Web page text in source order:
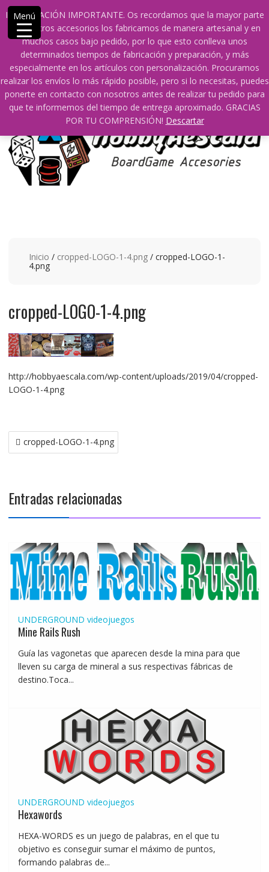
INFORMACIÓN IMPORTANTE. Os recordamos que la mayor parte
de nuestros accesorios los fabricamos de manera artesanal y en
muchos casos bajo pedido, por lo que esto conlleva unos
determinados tiempos de fabricación y preparación, y más
especialmente en los artículos con personalización. Procuramos
realizar los envíos lo más rápido posible, pero si lo necesitas, puedes
ponerte en contacto con nosotros antes de realizar tu pedido para
que te informemos del tiempo de entrega aproximado. GRACIAS
POR TU COMPRENSIÓN! Descartar
Saltar
contenido
609241475 SOLO DE 10:00 a 14:00
info@hobbyaescala.com
San Fernando de Henares
10:00 - 14:00
Mi cuenta
0 0
Inicio / cropped-LOGO-1-4.png/ cropped-LOGO-1-
4.png
cropped-LOGO-1-4.png
http://hobbyaescala.com/wp-content/uploads/2019/04/cropped-
LOGO-1-4.png
Navegación
de
cropped-LOGO-1-4.png
Entradas relacionadas
UNDERGROUND videojuegos
Mine Rails Rush
Guía las vagonetas que aparecen desde la mina para que
lleven su carga de mineral a sus respectivas fábricas de
destino.Toca...
UNDERGROUND videojuegos
Hexawords
HEXA-WORDS es un juego de palabras, en el que tu
objetivo es conseguir sumar el máximo de puntos,
formando palabras de...
Menú